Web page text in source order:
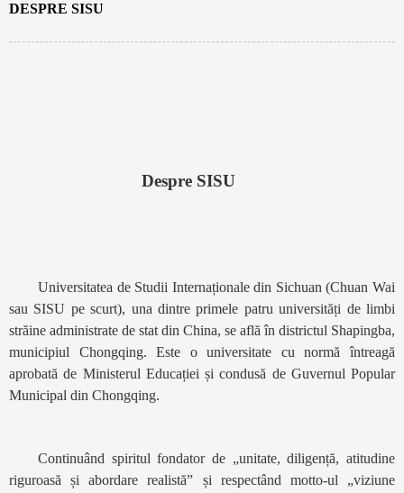
DESPRE SISU
Despre SISU
Universitatea de Studii Internaționale din Sichuan (Chuan Wai
sau SISU pe scurt), una dintre primele patru universități de limbi
străine administrate de stat din China, se află în districtul Shapingba,
municipiul Chongqing. Este o universitate cu normă întreagă
aprobată de Ministerul Educației și condusă de Guvernul Popular
Municipal din Chongqing.
Continuând spiritul fondator de „unitate, diligență, atitudine
riguroasă și abordare realistă” și respectând motto-ul „viziune